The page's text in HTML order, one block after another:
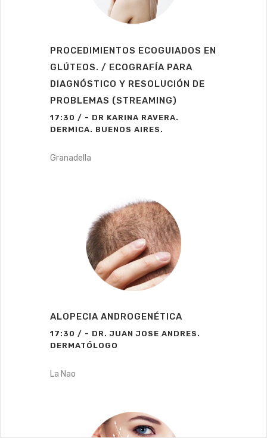
PROCEDIMIENTOS ECOGUIADOS EN
GLÚTEOS. / ECOGRAFÍA PARA
DIAGNÓSTICO Y RESOLUCIÓN DE
PROBLEMAS (STREAMING)
17:30 / - DR KARINA RAVERA.
DERMICA. BUENOS AIRES.
Granadella
ALOPECIA ANDROGENÉTICA
17:30 / - DR. JUAN JOSE ANDRES.
DERMATÓLOGO
La Nao